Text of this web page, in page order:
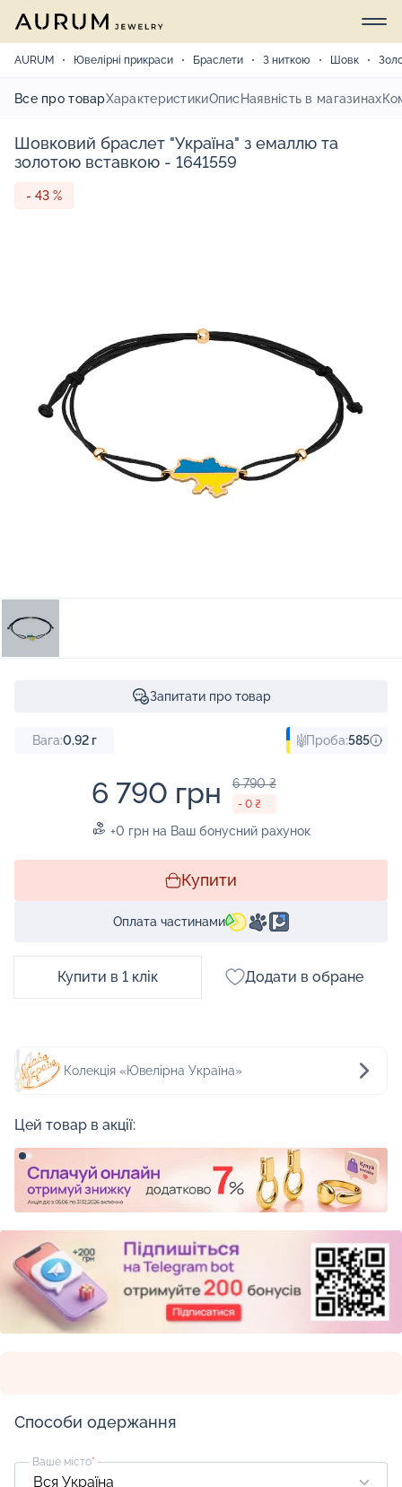
AURUM Ювелірні прикраси Браслети З ниткою Шовк
Все про товарХарактеристикиОпис Наявність в магазинах
Шовковий браслет "Україна" з емаллю та
золотою вставкою - 1641559
- 43 %
Запитати про товар
Вага:0.92г Проба:585
6 790 грн 6 790 ₴
- 0 ₴
+0 грн на Ваш бонусний рахунок
Купити
Оплата частинами
Купити в 1 клік Додати в обране
Колекція «Ювелірна Україна»
Цей товар в акції:
Способи одержання
Ваше місто*